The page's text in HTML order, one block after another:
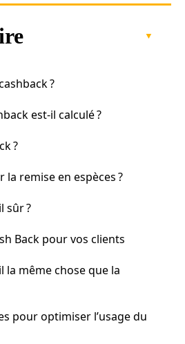
?
est-il calculé ?
?
la remise en espèces ?
sûr ?
Back pour vos clients
la même chose que la
pour optimiser l’usage du